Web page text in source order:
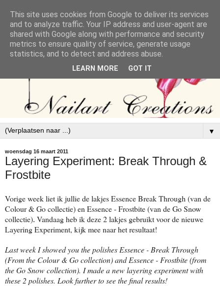
▼
woensdag 16 maart 2011
Layering Experiment: Break Through &
Frostbite
Vorige week liet ik jullie de lakjes Essence Break Through (van de
Colour & Go collectie) en Essence - Frostbite (van de Go Snow
collectie). Vandaag heb ik deze 2 lakjes gebruikt voor de nieuwe
Layering Experiment, kijk mee naar het resultaat!
Last week I showed you the polishes Essence - Break Through
(From the Colour & Go collection) and Essence - Frostbite (from
the Go Snow collection). I made a new layering experiment with
these 2 polishes. Look further to see the final results!
This site uses cookies from Google to deliver its services
and to analyze traffic. Your IP address and user-agent are
shared with Google along with performance and security
metrics to ensure quality of service, generate usage
statistics, and to detect and address abuse.
LEARN MORE GOT IT